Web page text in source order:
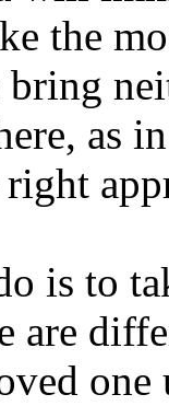
the
as
is to
are
one